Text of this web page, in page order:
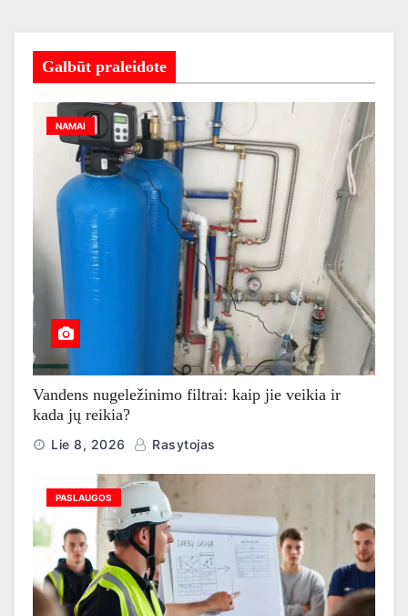
Galbūt praleidote
NAMAI
Vandens nugeležinimo filtrai: kaip jie veikia ir
kada jų reikia?
Lie 8, 2026 Rasytojas
PASLAUGOS